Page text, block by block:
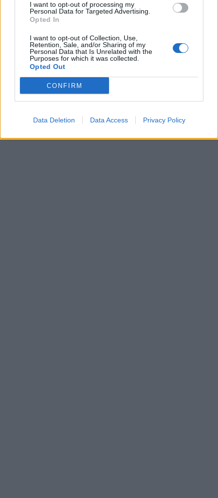
I want to opt-out of processing my
Personal Data for Targeted Advertising.
Opted In
I want to opt-out of Collection, Use,
Retention, Sale, and/or Sharing of my
Personal Data that Is Unrelated with the
Purposes for which it was collected.
Opted Out
CONFIRM
Data Deletion Data Access Privacy Policy